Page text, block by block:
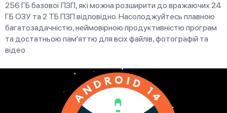
256 ГБ базової ПЗП, які можна розширити до вражаючих 24
ГБ ОЗУ та 2 ТБ ПЗП відповідно. Насолоджуйтесь плавною
багатозадачністю, неймовірною продуктивністю програм
та достатньою пам'яттю для всіх файлів, фотографій та
відео.